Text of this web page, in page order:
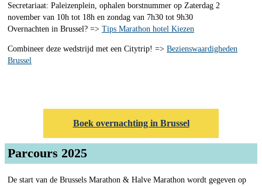
Secretariaat: Paleizenplein, ophalen borstnummer op Zaterdag 2
november van 10h tot 18h en zondag van 7h30 tot 9h30
Overnachten in Brussel? => Tips Marathon hotel Kiezen
Combineer deze wedstrijd met een Citytrip! => Bezienswaardigheden
Brussel
Boek overnachting in Brussel
Parcours 2025
De start van de Brussels Marathon & Halve Marathon wordt gegeven op